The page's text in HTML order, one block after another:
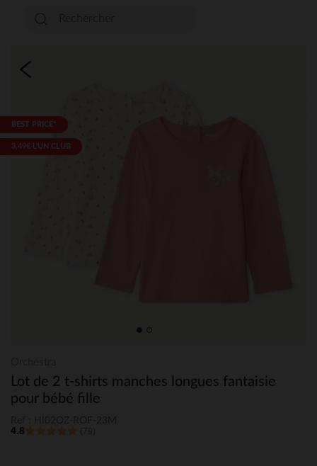
BEST PRICE*
3,49€ L'UN CLUB
Lot de 2 t-shirts manches longues fantaisie
pour bébé fille
4.8